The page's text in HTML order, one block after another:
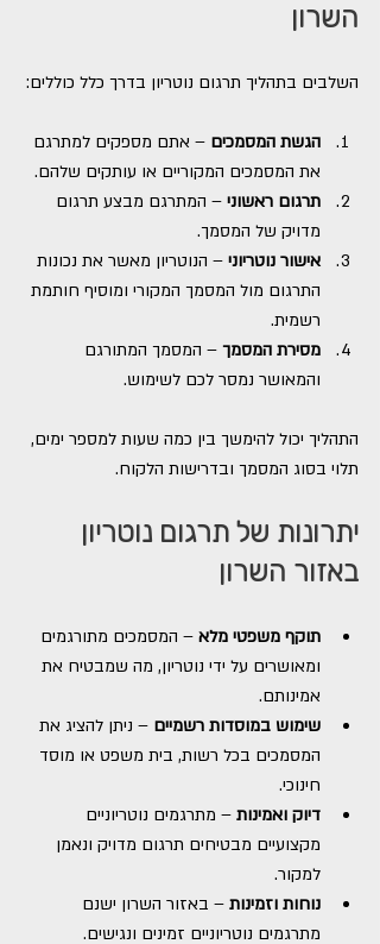
השרון
השלבים בתהליך תרגום נוטריון בדרך כלל כוללים:
הגשת המסמכים – אתם מספקים למתרגם
את המסמכים המקוריים או עותקים שלהם.
תרגום ראשוני – המתרגם מבצע תרגום
מדויק של המסמך.
אישור נוטריוני – הנוטריון מאשר את נכונות
התרגום מול המסמך המקורי ומוסיף חותמת
רשמית.
מסירת המסמך – המסמך המתורגם
והמאושר נמסר לכם לשימוש.
התהליך יכול להימשך בין כמה שעות למספר ימים,
תלוי בסוג המסמך ובדרישות הלקוח.
יתרונות של תרגום נוטריון
באזור השרון
תוקף משפטי מלא – המסמכים מתורגמים
ומאושרים על ידי נוטריון, מה שמבטיח את
אמינותם.
שימוש במוסדות רשמיים – ניתן להציג את
המסמכים בכל רשות, בית משפט או מוסד
חינוכי.
דיוק ואמינות – מתרגמים נוטריוניים
מקצועיים מבטיחים תרגום מדויק ונאמן
למקור.
נוחות וזמינות – באזור השרון ישנם
מתרגמים נוטריוניים זמינים ונגישים.